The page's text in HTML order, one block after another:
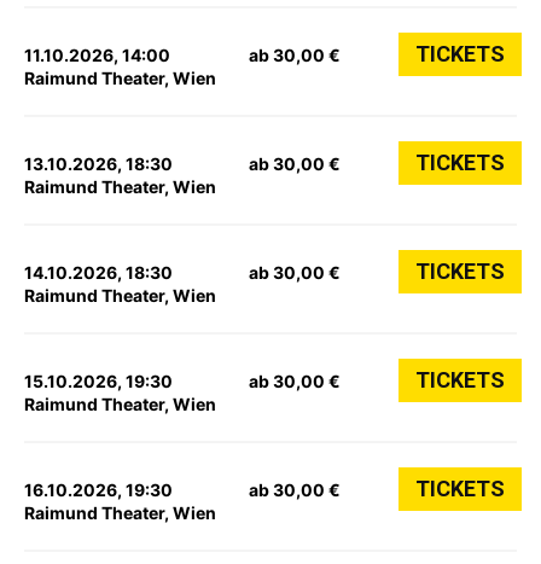
11.10.2026, 14:00
Raimund Theater, Wien
ab 30,00 € TICKETS
13.10.2026, 18:30
Raimund Theater, Wien
ab 30,00 € TICKETS
14.10.2026, 18:30
Raimund Theater, Wien
ab 30,00 € TICKETS
15.10.2026, 19:30
Raimund Theater, Wien
ab 30,00 € TICKETS
16.10.2026, 19:30
Raimund Theater, Wien
ab 30,00 € TICKETS